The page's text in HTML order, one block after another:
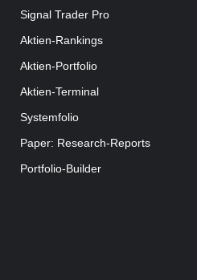
Signal Trader Pro
Aktien-Rankings
Aktien-Portfolio
Aktien-Terminal
Systemfolio
Paper: Research-Reports
Portfolio-Builder